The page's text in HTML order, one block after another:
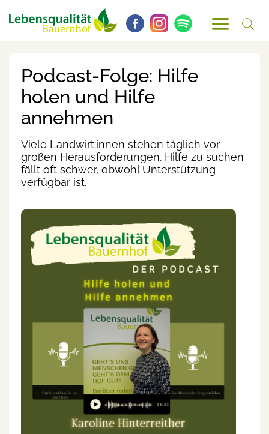
Podcast-Folge: Hilfe
holen und Hilfe
annehmen
Viele Landwirt:innen stehen täglich vor
großen Herausforderungen. Hilfe zu suchen
fällt oft schwer, obwohl Unterstützung
verfügbar ist.